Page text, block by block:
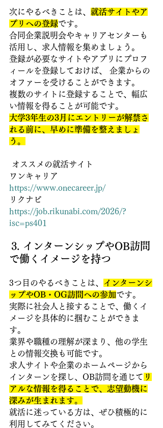
次にやるべきことは、 就活サイトやア
プリへの登録です。
合同企業説明会やキャリアセンターも
活用し、求人情報を集めましょう。
登録が必要なサイトやアプリにプロフ
ィールを登録しておけば、 企業からの
オファーを受けることができます。
複数のサイトに登録することで、幅広
い情報を得ることが可能です。
大学3年生の3月にエントリーが解禁さ
れる前に、早めに準備を整えましょ
う。
オススメの就活サイト
ワンキャリア
https://www.onecareer.jp/
リクナビ
https://job.rikunabi.com/2026/?
isc=ps401
3. インターンシップやOB訪問
で働くイメージを持つ
3つ目のやるべきことは、 インターンシ
ップやOB・OG訪問への参加です。
実際に社会人と接することで、働くイ
メージを具体的に掴むことができま
す。
業界や職種の理解が深まり、他の学生
との情報交換も可能です。
求人サイトや企業のホームページから
インターンを探し、OB訪問を通じて リ
アルな情報を得ることで、志望動機に
深みが生まれます。
就活に迷っている方は、ぜひ積極的に
利用してみてください。